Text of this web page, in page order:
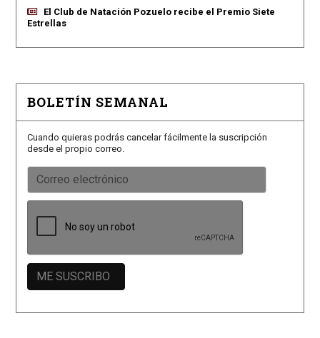
El Club de Natación Pozuelo recibe el Premio Siete
Estrellas
BOLETÍN SEMANAL
Cuando quieras podrás cancelar fácilmente la suscripción
desde el propio correo.